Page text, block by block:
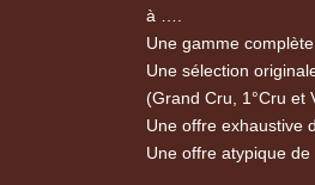
à ….
Une gamme
Une sélection
(Grand Cru, 1°Cru et
Une offre exhaustive
Une offre atypique de